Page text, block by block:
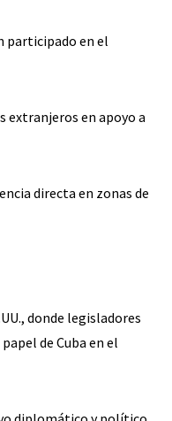
participado en el
extranjeros en apoyo a
directa en zonas de
donde legisladores
de Cuba en el